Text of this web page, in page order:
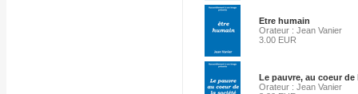
Etre humain
Orateur : Jean Vanier
3.00 EUR
Le pauvre, au coeur de
Orateur : Jean Vanier